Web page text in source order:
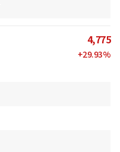
4,775
+29.93%